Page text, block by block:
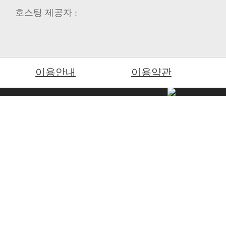
호스팅 제공자 :
이용안내 이용약관